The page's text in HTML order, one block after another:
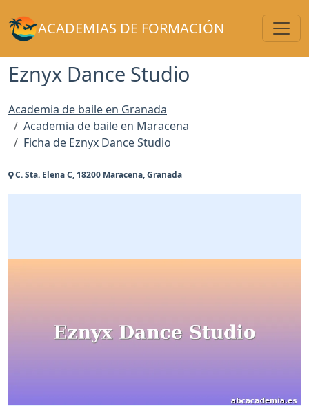
ACADEMIAS DE FORMACIÓN
Eznyx Dance Studio
Academia de baile en Granada
Academia de baile en Maracena
Ficha de Eznyx Dance Studio
C. Sta. Elena C, 18200 Maracena, Granada